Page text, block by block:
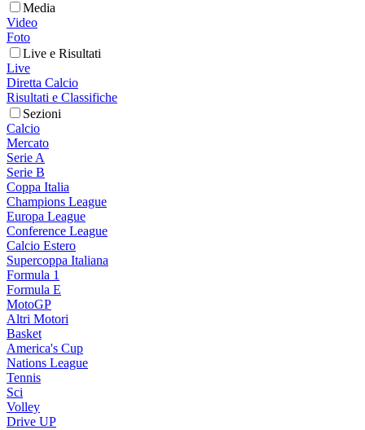
Media
Video
Foto
Live e Risultati
Live
Diretta Calcio
Risultati e Classifiche
Sezioni
Calcio
Mercato
Serie A
Serie B
Coppa Italia
Champions League
Europa League
Conference League
Calcio Estero
Supercoppa Italiana
Formula 1
Formula E
MotoGP
Altri Motori
Basket
America's Cup
Nations League
Tennis
Sci
Volley
Drive UP